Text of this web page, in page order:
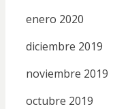
enero 2020
diciembre 2019
noviembre 2019
octubre 2019